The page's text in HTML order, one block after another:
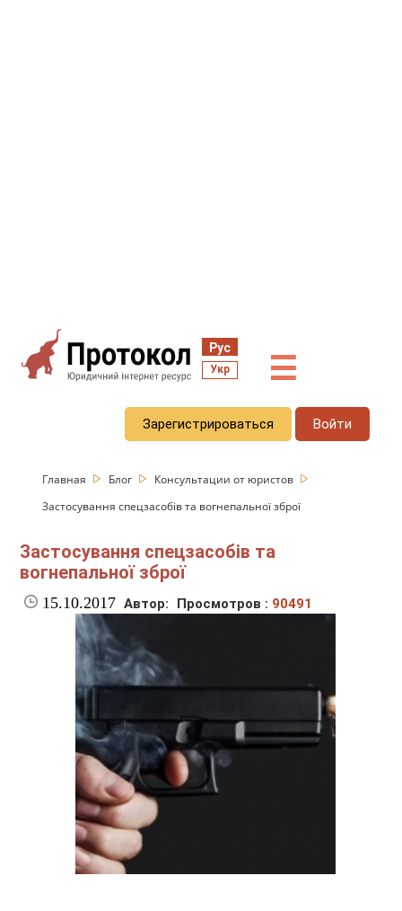
Рус
Укр ☰
Зарегистрироваться Войти
Главная Блог
Консультации от юристов
Застосування спецзасобів та вогнепальної зброї
Застосування спецзасобів та
вогнепальної зброї
15.10.2017 Автор: Просмотров : 90491